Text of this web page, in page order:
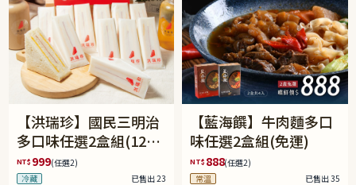
【洪瑞珍】國民三明治
多口味任選2盒組(12入/
盒)(免運)
NT$ 999(任選2)
冷藏
已售出 23
【藍海饌】牛肉麵多口
味任選2盒組(免運)
NT$ 888(任選2)
常溫
已售出 35